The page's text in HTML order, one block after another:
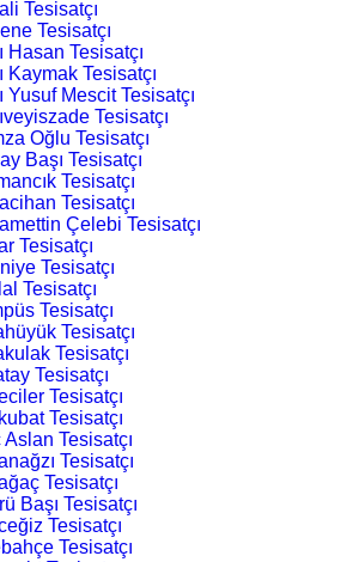
Tesisatçı
Tesisatçı
Hasan Tesisatçı
Kaymak Tesisatçı
Yusuf Mescit Tesisatçı
Tesisatçı
Oğlu Tesisatçı
Başı Tesisatçı
Tesisatçı
Tesisatçı
Çelebi Tesisatçı
Tesisatçı
Tesisatçı
Tesisatçı
Tesisatçı
Tesisatçı
Tesisatçı
Tesisatçı
Tesisatçı
Tesisatçı
Aslan Tesisatçı
Tesisatçı
Tesisatçı
Başı Tesisatçı
Tesisatçı
Tesisatçı